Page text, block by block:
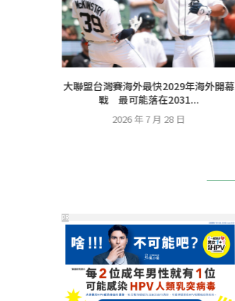
大聯盟台灣賽海外最快2029年海外開幕
戰 最可能落在2031...
2026 年 7 月 28 日
PR